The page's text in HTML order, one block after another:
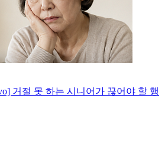
거절 못 하는 시니어가 끊어야 할 행